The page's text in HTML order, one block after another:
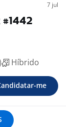
#1442
7 jul
Híbrido
me